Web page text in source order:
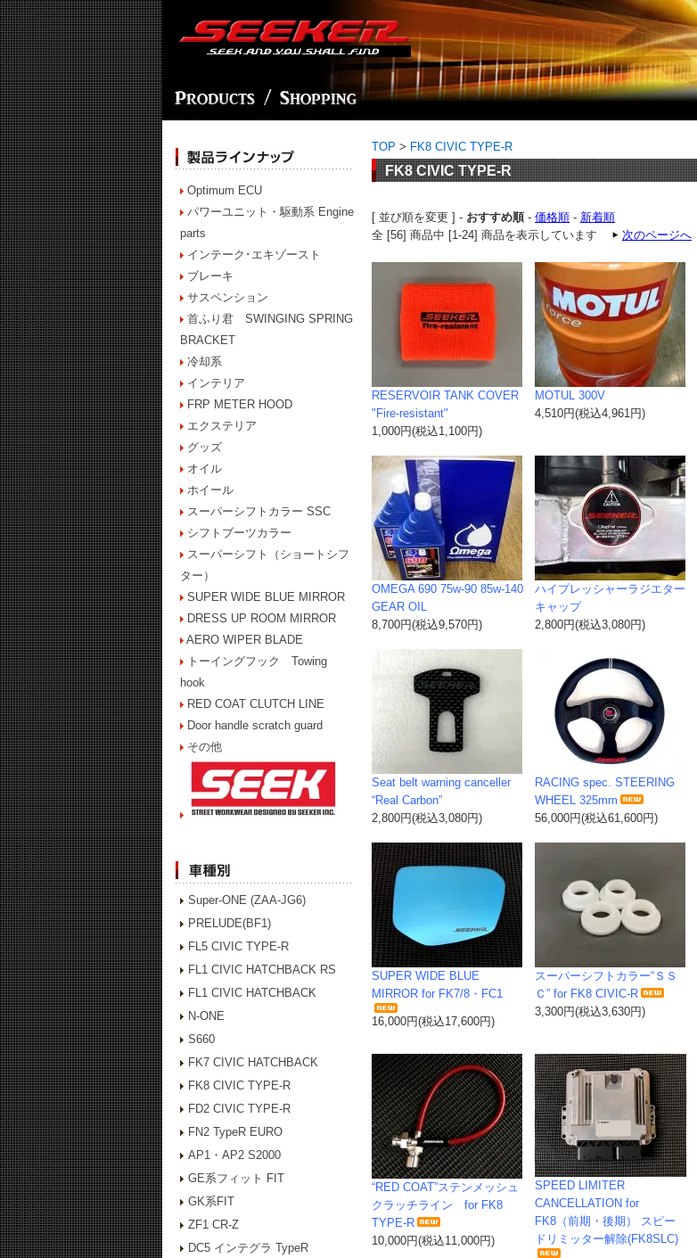
Optimum ECU
パワーユニット・駆動系 Engine
parts
インテーク･エキゾースト
ブレーキ
サスペンション
首ふり君 SWINGING SPRING
BRACKET
冷却系
インテリア
FRP METER HOOD
エクステリア
グッズ
オイル
ホイール
スーパーシフトカラー SSC
シフトブーツカラー
スーパーシフト（ショートシフ
ター）
SUPER WIDE BLUE MIRROR
DRESS UP ROOM MIRROR
AERO WIPER BLADE
トーイングフック Towing
hook
RED COAT CLUTCH LINE
Door handle scratch guard
その他
Super-ONE (ZAA-JG6)
PRELUDE(BF1)
FL5 CIVIC TYPE-R
FL1 CIVIC HATCHBACK RS
FL1 CIVIC HATCHBACK
N-ONE
S660
FK7 CIVIC HATCHBACK
FK8 CIVIC TYPE-R
FD2 CIVIC TYPE-R
FN2 TypeR EURO
AP1・AP2 S2000
GE系フィット FIT
GK系FIT
ZF1 CR-Z
DC5 インテグラ TypeR
TOP > FK8 CIVIC TYPE-R
FK8 CIVIC TYPE-R
[ 並び順を変更 ] - おすすめ順- 価格順 - 新着順
全 [56] 商品中 [1-24] 商品を表示しています
次のページへ
RESERVOIR TANK COVER
"Fire-resistant"
1,000円(税込1,100円)
MOTUL 300V
4,510円(税込4,961円)
OMEGA 690 75w-90 85w-140
GEAR OIL
8,700円(税込9,570円)
ハイプレッシャーラジエター
キャップ
2,800円(税込3,080円)
Seat belt warning canceller
“Real Carbon”
2,800円(税込3,080円)
RACING spec. STEERING
WHEEL 325mm
56,000円(税込61,600円)
SUPER WIDE BLUE
MIRROR for FK7/8・FC1
16,000円(税込17,600円)
スーパーシフトカラー“ＳＳ
Ｃ” for FK8 CIVIC-R
3,300円(税込3,630円)
“RED COAT”ステンメッシュ
クラッチライン for FK8
TYPE-R
10,000円(税込11,000円)
SPEED LIMITER
CANCELLATION for
FK8（前期・後期） スピー
ドリミッター解除(FK8SLC)